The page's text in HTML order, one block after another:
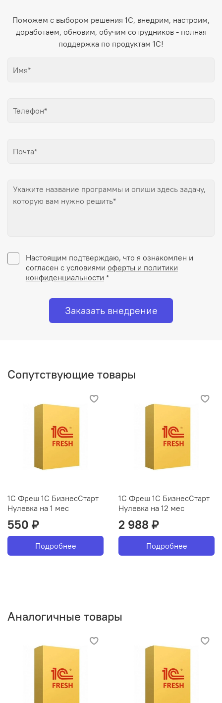
Поможем с выбором решения 1С, внедрим, настроим,
доработаем, обновим, обучим сотрудников - полная
поддержка по продуктам 1С!
Настоящим подтверждаю, что я ознакомлен и
согласен с условиями оферты и политики
конфиденциальности *
Заказать внедрение
Сопутствующие товары
1С Фреш 1С БизнесСтарт
Нулевка на 1 мес
550 ₽
Подробнее
1С Фреш 1С БизнесСтарт
Нулевка на 12 мес
2 988 ₽
Подробнее
Аналогичные товары